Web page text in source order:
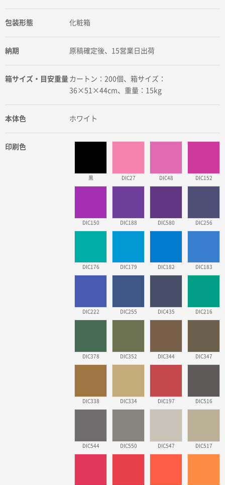
包装形態 化粧箱
納期 原稿確定後、15営業日出荷
箱サイズ・目安重量 カートン：200個、箱サイズ：
36×51×44cm、重量：15kg
本体色 ホワイト
印刷色
黒 DIC27 DIC48 DIC152
DIC150 DIC188 DIC580 DIC256
DIC176 DIC179 DIC182 DIC183
DIC222 DIC255 DIC435 DIC216
DIC378 DIC352 DIC344 DIC347
DIC338 DIC334 DIC197 DIC516
DIC544 DIC550 DIC547 DIC517